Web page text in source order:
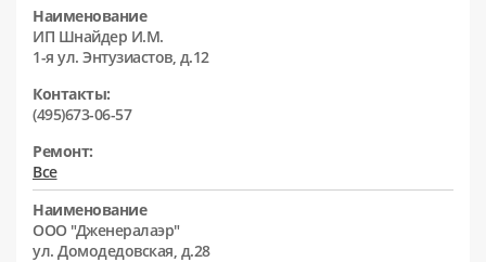
Наименование
ИП Шнайдер И.М.
1-я ул. Энтузиастов, д.12
Контакты:
(495)673-06-57
Ремонт:
Все
Наименование
ООО "Дженералаэр"
ул. Домодедовская, д.28